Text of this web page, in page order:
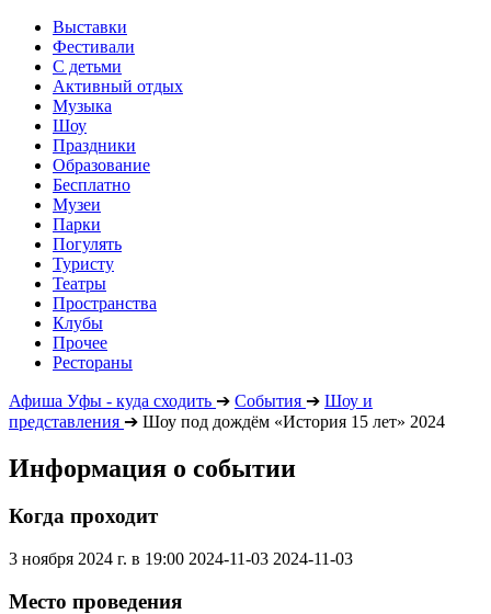
Выставки
Фестивали
С детьми
Активный отдых
Музыка
Шоу
Праздники
Образование
Бесплатно
Музеи
Парки
Погулять
Туристу
Театры
Пространства
Клубы
Прочее
Рестораны
Афиша Уфы - куда сходить ➔ События ➔ Шоу и
представления ➔ Шоу под дождём «История 15 лет» 2024
Информация о событии
Когда проходит
3 ноября 2024 г. в 19:00 2024-11-03 2024-11-03
Место проведения